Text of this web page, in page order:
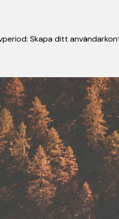
Skapa ditt